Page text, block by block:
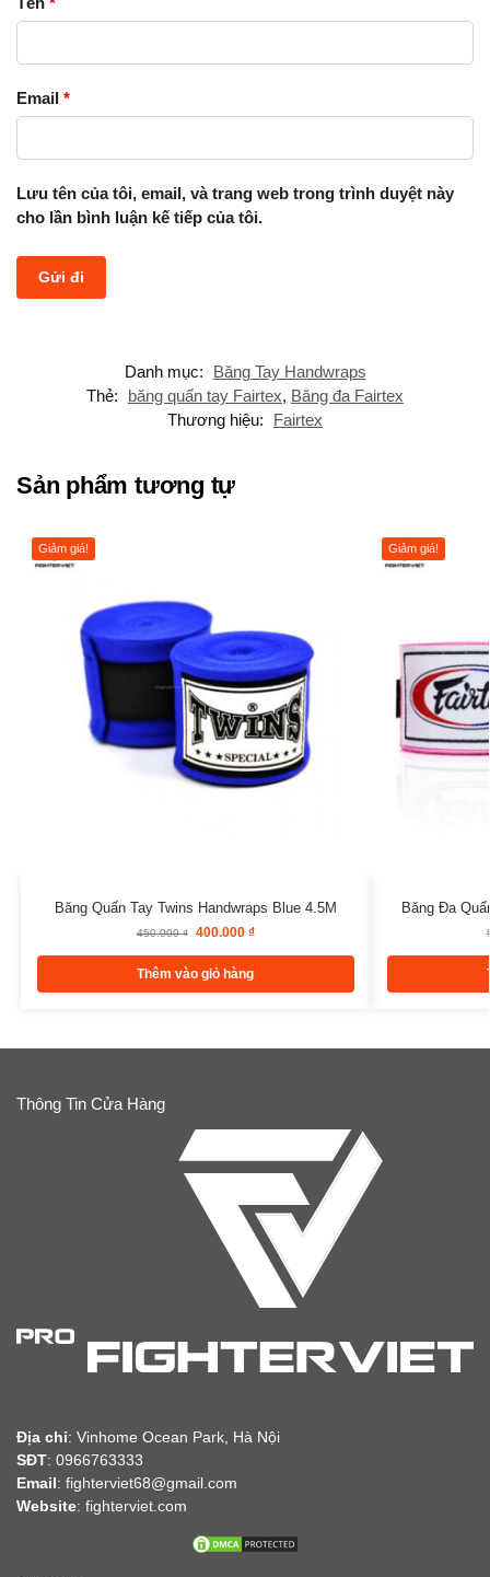
Email *
Lưu tên của tôi, email, và trang web trong trình duyệt này
cho lần bình luận kế tiếp của tôi.
Danh mục:
Băng Tay Handwraps
Thẻ:
băng quấn tay Fairtex, Băng đa Fairtex
Thương hiệu:
Fairtex
Sản phẩm tương tự
Giảm giá!
Băng Quấn Tay Twins Handwraps Blue 4.5M
450.000₫ 400.000 ₫
Thêm vào giỏ hàng
Giảm giá!
Băng Đa
Thông Tin Cửa Hàng
Địa chỉ: Vinhome Ocean Park, Hà Nội
SĐT: 0966763333
Email: fighterviet68@gmail.com
Website: fighterviet.com